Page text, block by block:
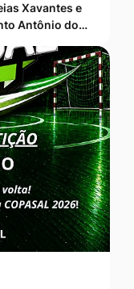
Xavantes e
Antônio do…